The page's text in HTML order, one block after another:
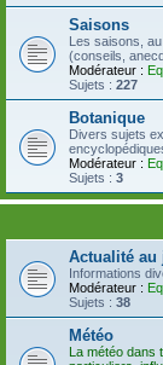
Saisons
Les saisons,
(conseils,
Modérateur :
Sujets : 227
Botanique
Divers sujets
Modérateur :
Sujets : 3
Actualité au
Informations
Modérateur :
Sujets : 38
Météo
La météo dans